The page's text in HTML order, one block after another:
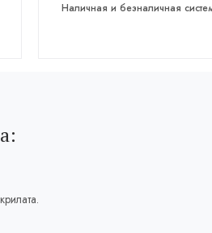
Наличная и безналичная